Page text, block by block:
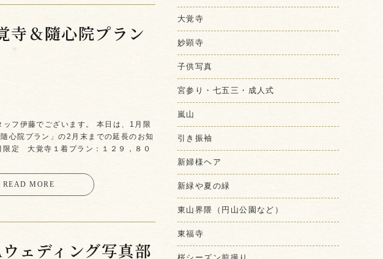
寺＆隨心院プラン
ッフ伊藤でございます。 本日は、1月限
心院プラン」の2月末までの延長のお知
限定 大覚寺１着プラン：１２９，８０
READ MORE
ェディング写真部
大覚寺
妙顕寺
子供写真
宮参り・七五三・成人式
嵐山
引き振袖
新婦様ヘア
新緑や夏の緑
東山界隈（円山公園など）
東福寺